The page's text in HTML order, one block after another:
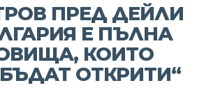
ПРЕД ДЕЙЛИ
Е ПЪЛНА
КОИТО
ОТКРИТИ“